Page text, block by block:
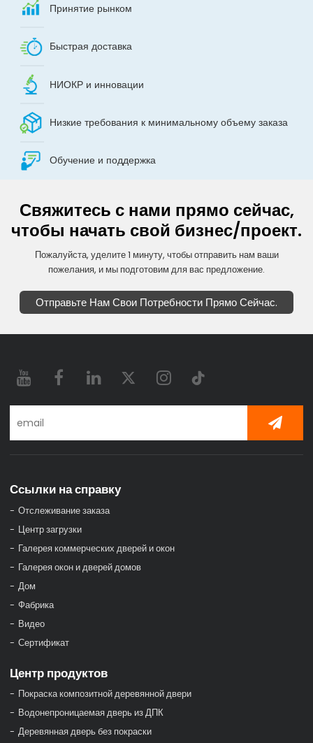
Принятие рынком
Быстрая доставка
НИОКР и инновации
Низкие требования к минимальному объему заказа
Обучение и поддержка
Свяжитесь с нами прямо сейчас,
чтобы начать свой бизнес/проект.
Пожалуйста, уделите 1 минуту, чтобы отправить нам ваши
пожелания, и мы подготовим для вас предложение.
Отправьте Нам Свои Потребности Прямо Сейчас.
Ссылки на справку
Отслеживание заказа
Центр загрузки
Галерея коммерческих дверей и окон
Галерея окон и дверей домов
Дом
Фабрика
Видео
Сертификат
Центр продуктов
Покраска композитной деревянной двери
Водонепроницаемая дверь из ДПК
Деревянная дверь без покраски